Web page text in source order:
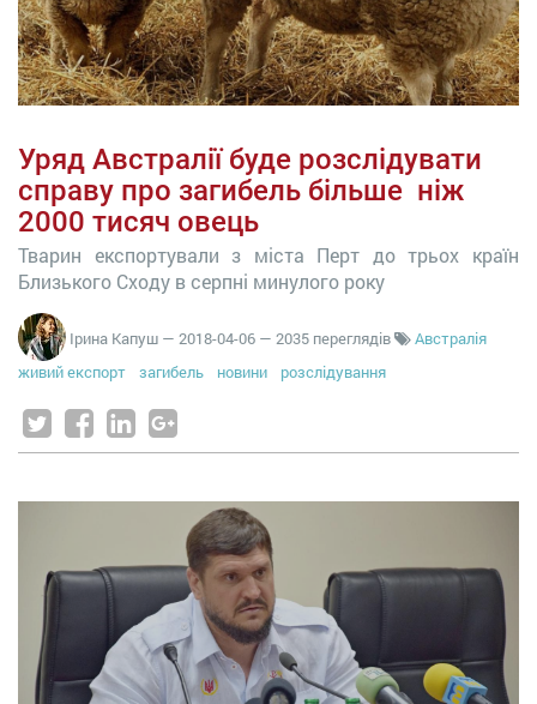
Уряд Австралії буде розслідувати
справу про загибель більше ніж
2000 тисяч овець
Тварин експортували з міста Перт до трьох країн
Близького Сходу в серпні минулого року
Ірина Капуш — 2018-04-06 — 2035 переглядів
Австралія
живий експорт
загибель новини розслідування